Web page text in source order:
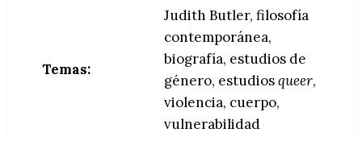
Temas:
Judith Butler, filosofía
contemporánea,
biografía, estudios de
género, estudiosqueer,
violencia, cuerpo,
vulnerabilidad